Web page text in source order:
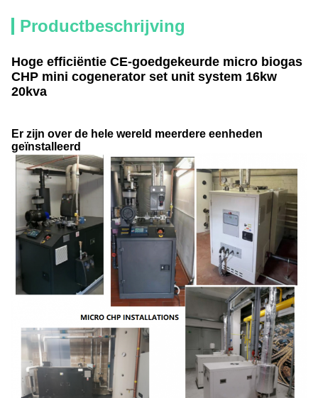
Productbeschrijving
Hoge efficiëntie CE-goedgekeurde micro biogas
CHP mini cogenerator set unit system 16kw
20kva
Er zijn over de hele wereld meerdere eenheden
geïnstalleerd